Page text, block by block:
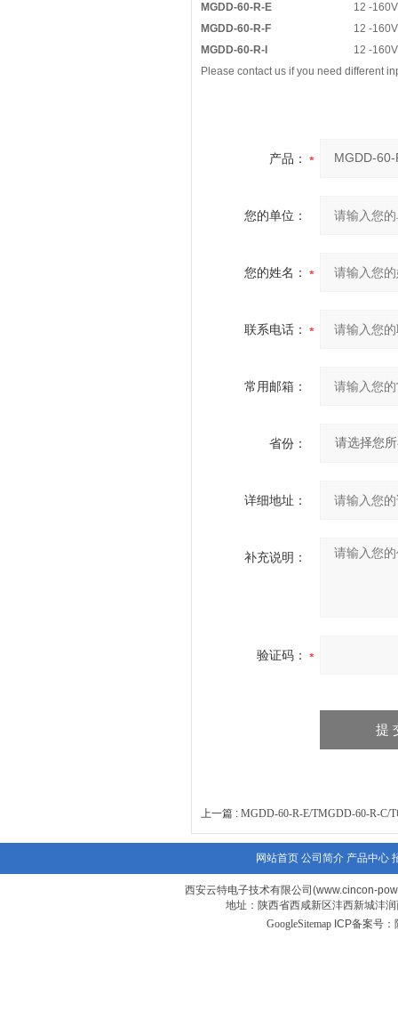
MGDD-60-R-E
12 -
MGDD-60-R-F
12 -
MGDD-60-R-I
12 -
Please contact us if you need different
产品：
您的单位：
您的姓名：
联系电话：
常用邮箱：
省份：
详细地址：
补充说明：
验证码：
上一篇 : MGDD-60-R-E/TMGDD-60-R-C/
网站首页 公司简介 产品中心
西安云特电子技术有限公司(www.cincon-
地址：陕西省西咸新区沣西新城沣
GoogleSitemap ICP备案号：